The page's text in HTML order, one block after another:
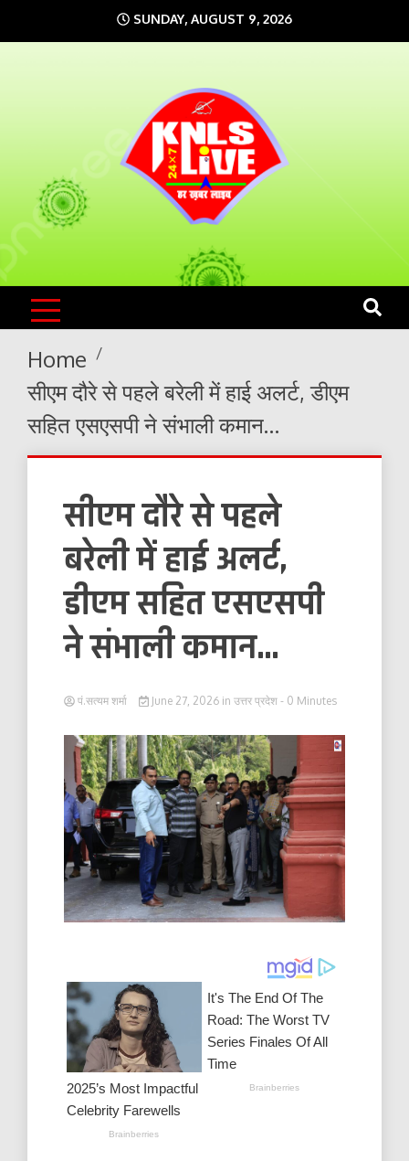
to
SUNDAY, AUGUST 9, 2026
KNLS LIVE
India`s No.1 News Portal
Home
सीएम दौरे से पहले बरेली में हाई अलर्ट, डीएम
सहित एसएसपी ने संभाली कमान…
सीएम दौरे से पहले
बरेली में हाई अलर्ट,
डीएम सहित एसएसपी
ने संभाली कमान…
पं.सत्यम शर्मा June 27, 2026 in उत्तर प्रदेश - 0 Minutes